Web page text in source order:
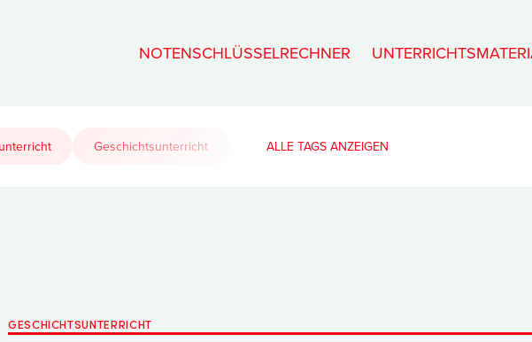
NOTENSCHLÜSSELRECHNER
Geschichtsunterricht ALLE TAGS
GESCHICHTSUNTERRICHT